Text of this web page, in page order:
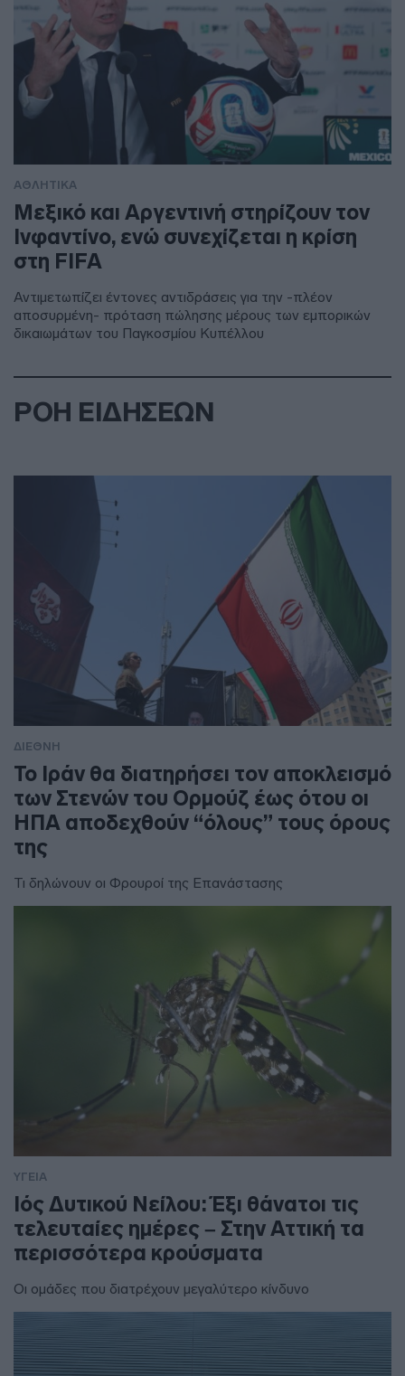
ΑΘΛΗΤΙΚΑ
Μεξικό και Αργεντινή στηρίζουν τον
Ινφαντίνο, ενώ συνεχίζεται η κρίση
στη FIFA
Αντιμετωπίζει έντονες αντιδράσεις για την -πλέον
αποσυρμένη- πρόταση πώλησης μέρους των εμπορικών
δικαιωμάτων του Παγκοσμίου Κυπέλλου
ΡΟΗ ΕΙΔΗΣΕΩΝ
ΔΙΕΘΝΗ
To Ιράν θα διατηρήσει τον αποκλεισμό
των Στενών του Ορμούζ έως ότου οι
ΗΠΑ αποδεχθούν “όλους” τους όρους
της
Τι δηλώνουν οι Φρουροί της Επανάστασης
ΥΓΕΙΑ
Ιός Δυτικού Νείλου: Έξι θάνατοι τις
τελευταίες ημέρες – Στην Αττική τα
περισσότερα κρούσματα
Οι ομάδες που διατρέχουν μεγαλύτερο κίνδυνο